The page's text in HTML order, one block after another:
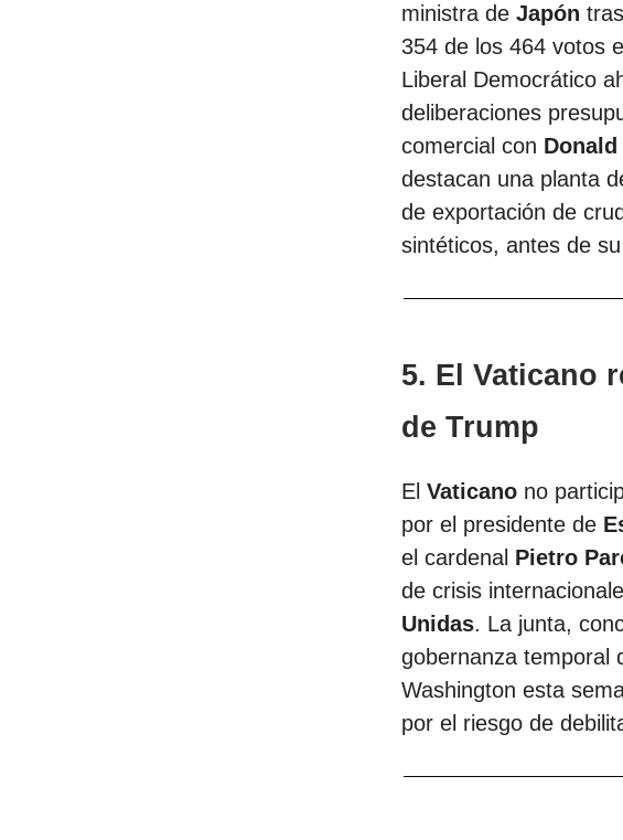
ministra de Japón
354 de los 464 votos
Liberal Democrático
deliberaciones
comercial con
destacan una planta
de exportación de
sintéticos, antes de
5. El Vaticano
de Trump
El Vaticano no
por el presidente de
el cardenal Pietro
de crisis
Unidas. La junta,
gobernanza temporal
Washington esta
por el riesgo de